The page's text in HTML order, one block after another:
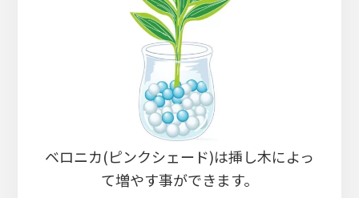
ベロニカ(ピンクシェード)は挿し木によっ
て増やす事ができます。